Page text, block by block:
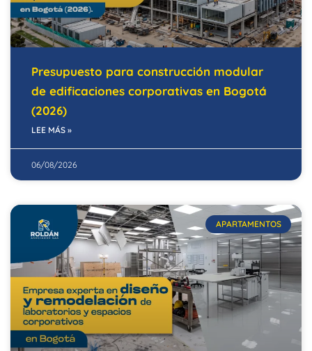
Presupuesto para construcción modular
de edificaciones corporativas en Bogotá
(2026)
LEE MÁS »
06/08/2026
APARTAMENTOS